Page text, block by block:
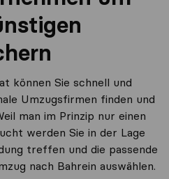
können Sie schnell und
Umzugsfirmen finden und
man im Prinzip nur einen
werden Sie in der Lage
treffen und die passende
nach Bahrein auswählen.